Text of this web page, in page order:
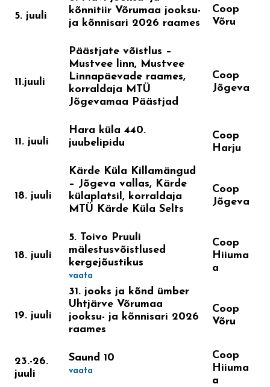
5. juuli
kõnnitiir Võrumaa jooksu-
ja kõnnisari 2026 raames
Coop
Võru
11.juuli
Päästjate võistlus –
Mustvee linn, Mustvee
Linnapäevade raames,
korraldaja MTÜ
Jõgevamaa Päästjad
Coop
Jõgeva
11. juuli
Hara küla 440.
juubelipidu
Coop
Harju
18. juuli
Kärde Küla Killamängud
– Jõgeva vallas, Kärde
külaplatsil, korraldaja
MTÜ Kärde Küla Selts
Coop
Jõgeva
18. juuli
5. Toivo Pruuli
mälestusvõistlused
kergejõustikus
vaata
Coop
Hiiuma
a
19. juuli
31. jooks ja kõnd ümber
Uhtjärve Võrumaa
jooksu- ja kõnnisari 2026
raames
Coop
Võru
23.-26.
juuli
Saund 10
vaata
Coop
Hiiuma
a